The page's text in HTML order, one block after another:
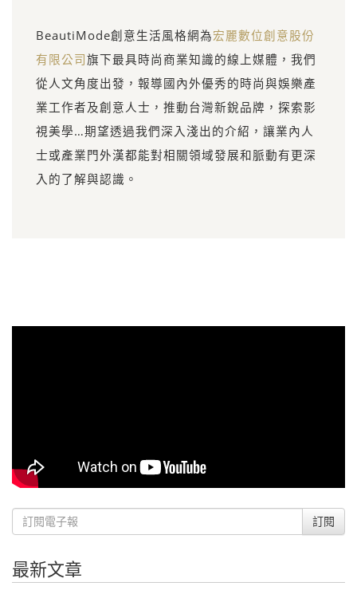
BeautiMode創意生活風格網為宏麗數位創意股份
有限公司旗下最具時尚商業知識的線上媒體，我們
從人文角度出發，報導國內外優秀的時尚與娛樂產
業工作者及創意人士，推動台灣新銳品牌，探索影
視美學…期望透過我們深入淺出的介紹，讓業內人
士或產業門外漢都能對相關領域發展和脈動有更深
入的了解與認識。
訂閱
最新文章